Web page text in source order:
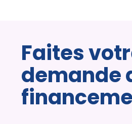
Faites
demande